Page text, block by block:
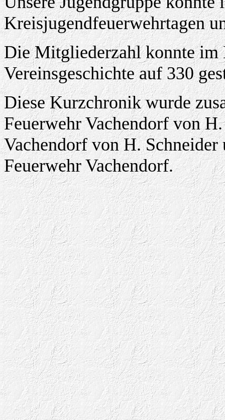
Kreisjugendfeuerwehrtagen
Die Mitgliederzahl konnte im
Vereinsgeschichte auf 330
Diese Kurzchronik wurde
Feuerwehr Vachendorf von
Vachendorf von H.
Feuerwehr Vachendorf.